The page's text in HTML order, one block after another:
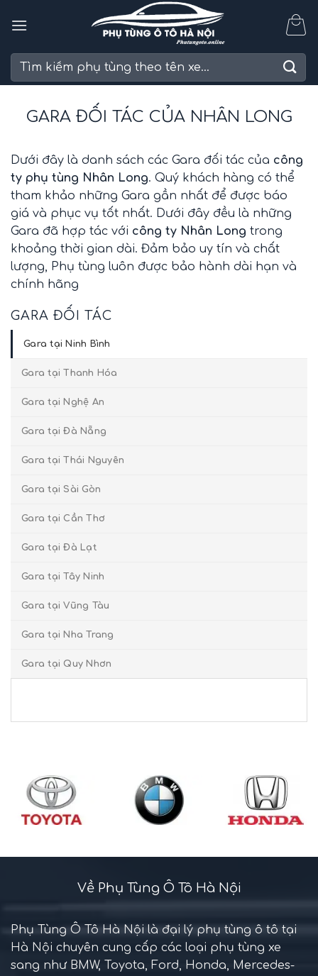
Tìm
GARA ĐỐI TÁC CỦA NHÂN LONG
Dưới đây là danh sách các Gara đối tác của công
ty phụ tùng Nhân Long. Quý khách hàng có thể
tham khảo những Gara gần nhất để được báo
giá và phục vụ tốt nhất. Dưới đây đều là những
Gara đã hợp tác với công ty Nhân Long trong
khoảng thời gian dài. Đảm bảo uy tín và chất
lượng, Phụ tùng luôn được bảo hành dài hạn và
chính hãng
GARA ĐỐI TÁC
Gara tại Ninh Bình
Gara tại Thanh Hóa
Gara tại Nghệ An
Gara tại Đà Nẵng
Gara tại Thái Nguyên
Gara tại Sài Gòn
Gara tại Cần Thơ
Gara tại Đà Lạt
Gara tại Tây Ninh
Gara tại Vũng Tàu
Gara tại Nha Trang
Gara tại Quy Nhơn
Về Phụ Tùng Ô Tô Hà Nội
Phụ Tùng Ô Tô Hà Nội là đại lý phụ tùng ô tô tại
Hà Nội chuyên cung cấp các loại phụ tùng xe
sang như BMW, Toyota, Ford, Honda, Mercedes-